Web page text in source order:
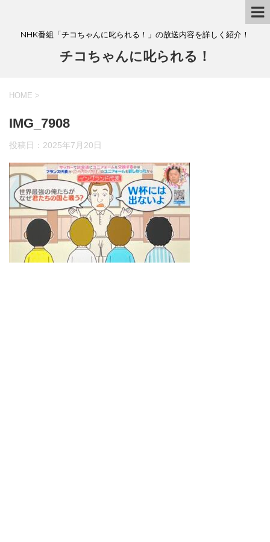
NHK番組「チコちゃんに叱られる！」の放送内容を詳しく紹介！
チコちゃんに叱られる！
HOME >
IMG_7908
投稿日： 2025年7月20日